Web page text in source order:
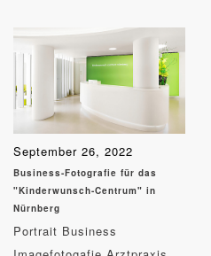
September 26, 2022
Business-Fotografie für das
"Kinderwunsch-Centrum" in
Nürnberg
Portrait Business